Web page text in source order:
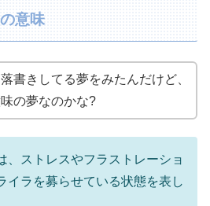
意味
書きしてる夢をみたんだけど、
の夢なのかな?
、ストレスやフラストレーショ
イラを募らせている状態を表し